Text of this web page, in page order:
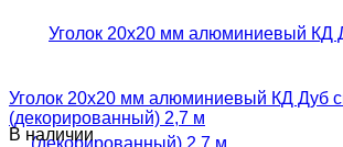
Уголок 20х20 мм алюминиевый КД Дуб
(декорированный) 2,7 м
В наличии